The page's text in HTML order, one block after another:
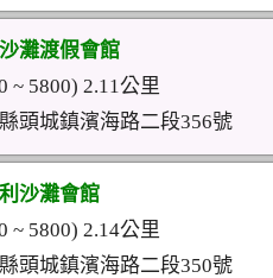
灘渡假會館
~ 5800) 2.11公里
頭城鎮濱海路二段356號
沙灘會館
~ 5800) 2.14公里
頭城鎮濱海路二段350號